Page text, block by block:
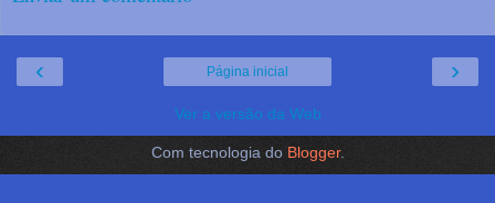
‹ ›
Página inicial
Ver a versão da Web
Com tecnologia do Blogger.